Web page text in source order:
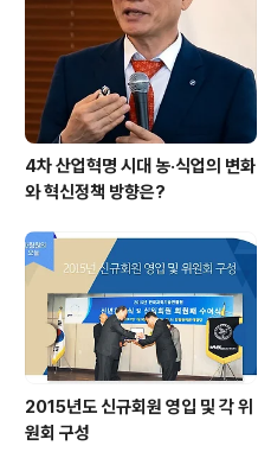
4차 산업혁명 시대 농·식업의 변화
와 혁신정책 방향은?
2015년도 신규회원 영입 및 각 위
원회 구성